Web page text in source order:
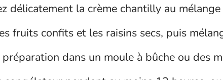
délicatement la crème chantilly au
fruits confits et les raisins secs, puis
dans un moule à bûche ou des